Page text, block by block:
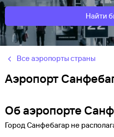
Найти
Все аэропорты страны
Аэропорт
Об аэропорте
Город Санфебагар не